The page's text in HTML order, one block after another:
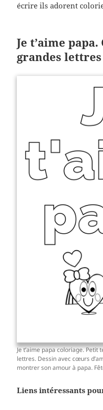
écrire ils adorent
Je t’aime
grandes
Je t’aime papa coloriage.
lettres. Dessin avec cœurs
montrer son amour à papa.
Liens intéressants